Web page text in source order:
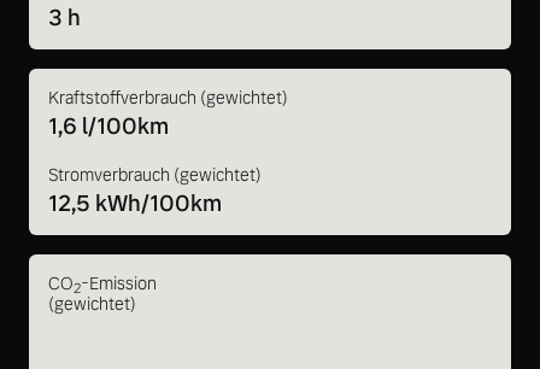
3 h
Kraftstoffverbrauch (gewichtet)
1,6 l/100km
Stromverbrauch (gewichtet)
12,5 kWh/100km
CO2-Emission
(gewichtet)